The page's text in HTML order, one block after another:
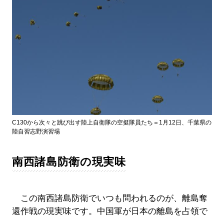
C130から次々と跳び出す陸上自衛隊の空挺隊員たち＝1月12日、千葉県の
陸自習志野演習場
南西諸島防衛の現実味
この南西諸島防衛でいつも問われるのが、離島奪
還作戦の現実味です。中国軍が日本の離島を占領で